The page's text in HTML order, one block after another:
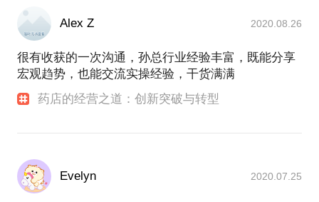
Alex Z 2020.08.26
很有收获的一次沟通，孙总行业经验丰富，既能分享
宏观趋势，也能交流实操经验，干货满满
药店的经营之道：创新突破与转型
Evelyn 2020.07.25